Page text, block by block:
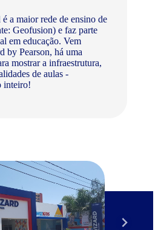
a maior rede de ensino de
Geofusion) e faz parte
em educação. Vem
by Pearson, há uma
mostrar a infraestrutura,
de aulas -
inteiro!